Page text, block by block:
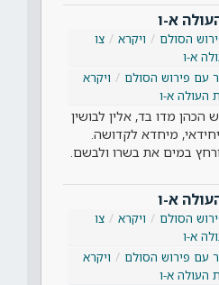
א-ו
הסולם ויקרא
צו
א-ו
עם פירוש הסולם
ויקרא
העולה א-ו
הכהן מדו בד, אלין לבושין
מיחדא לקדושה.
במים את בשרו ולבשם.
א-ו
הסולם ויקרא
צו
א-ו
עם פירוש הסולם
ויקרא
העולה א-ו